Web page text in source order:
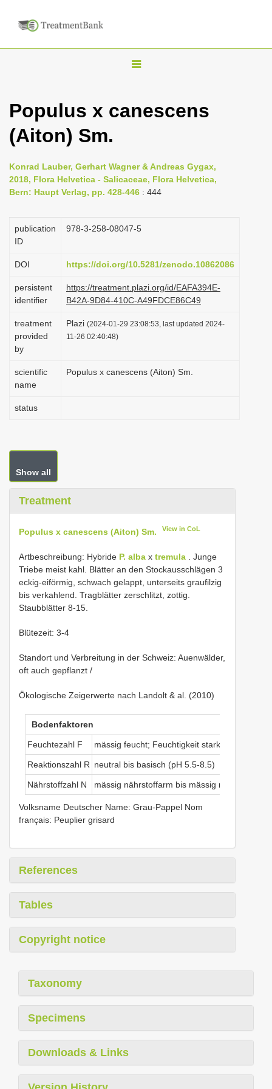
T
g
n
a
i
g
t
i
o
n
Populus x canescens
(Aiton) Sm.
Konrad Lauber, Gerhart Wagner & Andreas Gygax,
2018, Flora Helvetica - Salicaceae, Flora Helvetica,
Bern: Haupt Verlag, pp. 428-446 : 444
publication
ID
978-3-258-08047-5
DOI https://doi.org/10.5281/zenodo.10862086
persistent
identifier
https://treatment.plazi.org/id/EAFA394E-
B42A-9D84-410C-A49FDCE86C49
treatment
provided
by
Plazi (2024-01-29 23:08:53, last updated 2024-
11-26 02:40:48)
scientific
name
Populus x canescens (Aiton) Sm.
status
Show all
Treatment
Populus x canescens (Aiton) Sm. View in CoL
Artbeschreibung: Hybride P. alba x tremula . Junge
Triebe meist kahl. Blätter an den Stockausschlägen 3
eckig-eiförmig, schwach gelappt, unterseits graufilzig
bis verkahlend. Tragblätter zerschlitzt, zottig.
Staubblätter 8-15.
Blütezeit: 3-4
Standort und Verbreitung in der Schweiz: Auenwälder,
oft auch gepflanzt /
Ökologische Zeigerwerte nach Landolt & al. (2010)
Bodenfaktoren
Feuchtezahl F mässig feucht; Feuchtigkeit stark wechselnd
Reaktionszahl R neutral bis basisch (pH 5.5-8.5)
Nährstoffzahl N mässig nährstoffarm bis mässig nährstoffreich
Volksname Deutscher Name: Grau-Pappel Nom
français: Peuplier grisard
References
Tables
Copyright notice
Taxonomy
Specimens
Downloads & Links